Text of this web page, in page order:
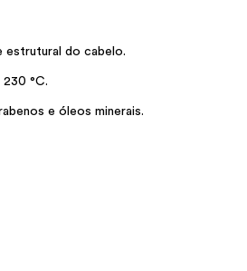
estrutural do cabelo.
°C.
e óleos minerais.